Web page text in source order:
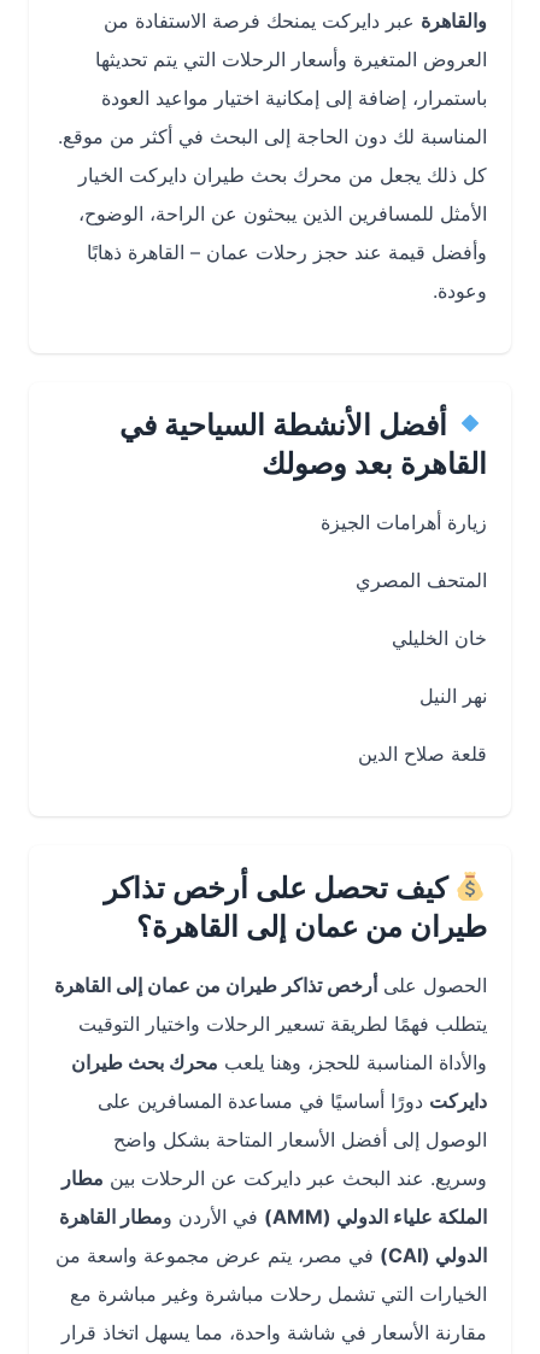
والقاهرةعبر دايركت يمنحك فرصة الاستفادة من
العروض المتغيرة وأسعار الرحلات التي يتم تحديثها
باستمرار، إضافة إلى إمكانية اختيار مواعيد العودة
المناسبة لك دون الحاجة إلى البحث في أكثر من موقع.
كل ذلك يجعل من محرك بحث طيران دايركت الخيار
الأمثل للمسافرين الذين يبحثون عن الراحة، الوضوح،
وأفضل قيمة عند حجز رحلات عمان – القاهرة ذهابًا
وعودة.
أفضل الأنشطة السياحية في
القاهرة بعد وصولك
زيارة أهرامات الجيزة
المتحف المصري
خان الخليلي
نهر النيل
قلعة صلاح الدين
كيف تحصل على أرخص تذاكر
طيران من عمان إلى القاهرة؟
الحصول علىأرخص تذاكر طيران من عمان إلى القاهرة
يتطلب فهمًا لطريقة تسعير الرحلات واختيار التوقيت
والأداة المناسبة للحجز، وهنا يلعب محرك بحث طيران
دايركتدورًا أساسيًا في مساعدة المسافرين على
الوصول إلى أفضل الأسعار المتاحة بشكل واضح
وسريع. عند البحث عبر دايركت عن الرحلات بينمطار
الملكة علياء الدولي (AMM)
في الأردن ومطار القاهرة
الدولي (CAI)
في مصر، يتم عرض مجموعة واسعة من
الخيارات التي تشمل رحلات مباشرة وغير مباشرة مع
مقارنة الأسعار في شاشة واحدة، مما يسهل اتخاذ قرار